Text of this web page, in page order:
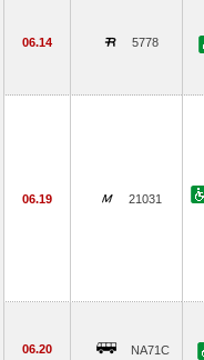
06.14 5778
06.19 21031
06.20 NA71C